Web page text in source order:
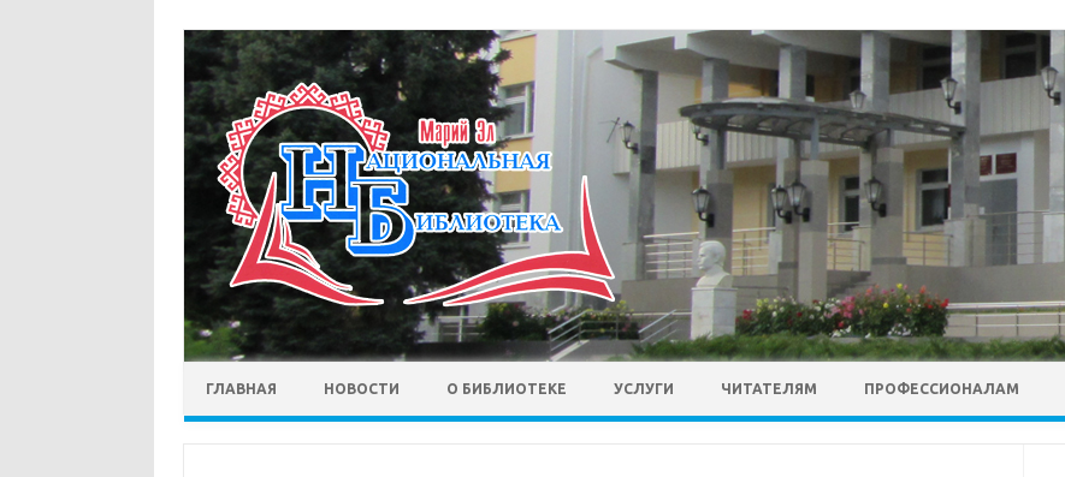
ГЛАВНАЯ НОВОСТИ О БИБЛИОТЕКЕ УСЛУГИ ЧИТАТЕЛЯМ ПРОФЕССИОНАЛАМ